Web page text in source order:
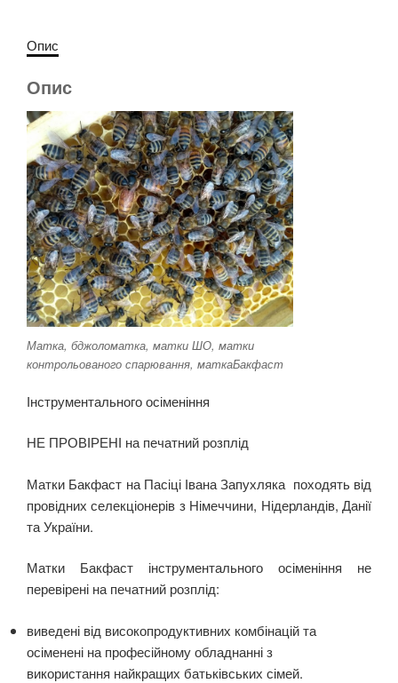
печатний
кількість
Опис
Опис
Матка, бджоломатка, матки ШО, матки
контрольованого спарювання, маткаБакфаст
Інструментального осіменіння
НЕ ПРОВІРЕНІ на печатний розплід
Матки Бакфаст на Пасіці Івана Запухляка походять від
провідних селекціонерів з Німеччини, Нідерландів, Данії
та України.
Матки Бакфаст інструментального осіменіння не
перевірені на печатний розплід:
виведені від високопродуктивних комбінацій та
осіменені на професійному обладнанні з
використання найкращих батьківських сімей.